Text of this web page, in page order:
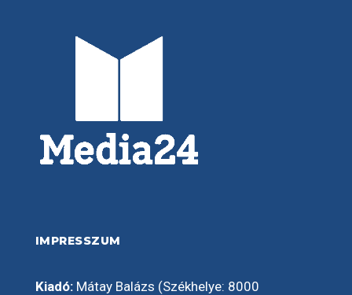
IMPRESSZUM
Kiadó:Mátay Balázs (Székhelye: 8000